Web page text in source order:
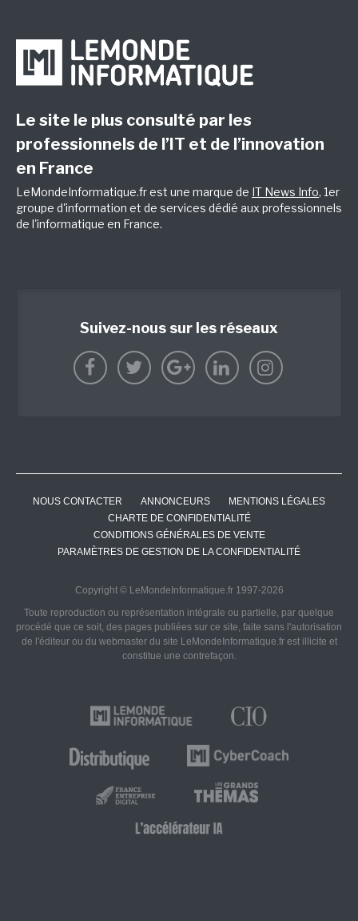
Le site le plus consulté par les
professionnels de l’IT et de l’innovation
en France
LeMondeInformatique.fr est une marque de IT News Info, 1er
groupe d'information et de services dédié aux professionnels
de l'informatique en France.
Suivez-nous sur les réseaux
NOUS CONTACTER ANNONCEURS
MENTIONS LÉGALES
CHARTE DE CONFIDENTIALITÉ
CONDITIONS GÉNÉRALES DE VENTE
PARAMÈTRES DE GESTION DE LA CONFIDENTIALITÉ
Copyright © LeMondeInformatique.fr 1997-2026
Toute reproduction ou représentation intégrale ou partielle, par quelque
procédé que ce soit, des pages publiées sur ce site, faite sans l'autorisation
de l'éditeur ou du webmaster du site LeMondeInformatique.fr est illicite et
constitue une contrefaçon.